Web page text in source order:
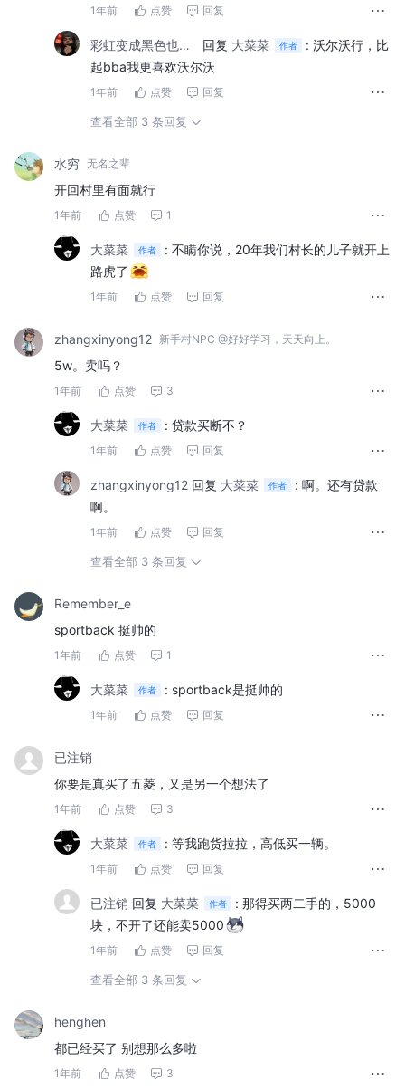
1年前 点赞 回复
彩虹变成黑色也只要你一句话
回复 大菜菜 作者 : 沃尔沃行，比
起bba我更喜欢沃尔沃
1年前 点赞 回复
查看全部 3 条回复
水穷 无名之辈
开回村里有面就行
1年前 点赞 1
大菜菜 作者 : 不瞒你说，20年我们村长的儿子就开上
路虎了
1年前 点赞 回复
zhangxinyong12 新手村NPC @好好学习，天天向上。
5w。卖吗？
1年前 点赞 3
大菜菜 作者 : 贷款买断不？
1年前 点赞 回复
zhangxinyong12 回复 大菜菜 作者 : 啊。还有贷款
啊。
1年前 点赞 回复
查看全部 3 条回复
Remember_e
sportback 挺帅的
1年前 点赞 1
大菜菜 作者 : sportback是挺帅的
1年前 点赞 回复
已注销
你要是真买了五菱，又是另一个想法了
1年前 点赞 3
大菜菜 作者 : 等我跑货拉拉，高低买一辆。
1年前 点赞 回复
已注销 回复 大菜菜 作者 : 那得买两二手的，5000
块，不开了还能卖5000
1年前 点赞 回复
查看全部 3 条回复
henghen
都已经买了 别想那么多啦
1年前 点赞 3